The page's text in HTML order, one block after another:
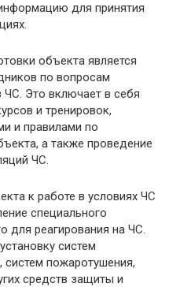
для принятия
объекта является
по вопросам
ЧС. Это включает в себя
и тренировок,
и правилами по
а также проведение
ЧС.
к работе в условиях ЧС
специального
для реагирования на ЧС.
систем
пожаротушения,
средств защиты и